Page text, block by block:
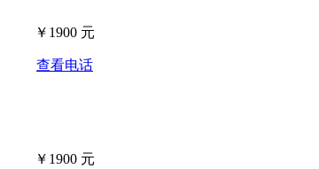
￥ 1900 元
查看电话
￥ 1900 元